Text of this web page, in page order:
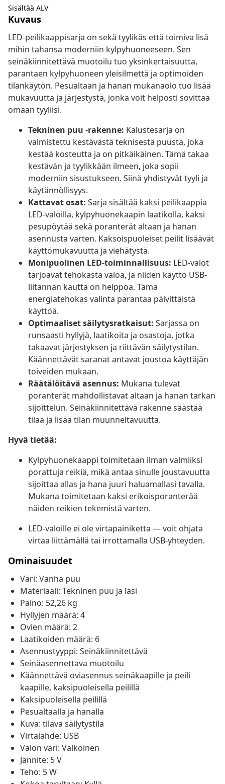
Sisältää ALV
Kuvaus
LED-peilikaappisarja on sekä tyylikäs että toimiva lisä
mihin tahansa moderniin kylpyhuoneeseen. Sen
seinäkiinnitettävä muotoilu tuo yksinkertaisuutta,
parantaen kylpyhuoneen yleisilmettä ja optimoiden
tilankäytön. Pesualtaan ja hanan mukanaolo tuo lisää
mukavuutta ja järjestystä, jonka voit helposti sovittaa
omaan tyyliisi.
Tekninen puu -rakenne: Kalustesarja on
valmistettu kestävästä teknisestä puusta, joka
kestää kosteutta ja on pitkäikäinen. Tämä takaa
kestävän ja tyylikkään ilmeen, joka sopii
moderniin sisustukseen. Siinä yhdistyvät tyyli ja
käytännöllisyys.
Kattavat osat: Sarja sisältää kaksi peilikaappia
LED-valoilla, kylpyhuonekaapin laatikolla, kaksi
pesupöytää sekä poranterät altaan ja hanan
asennusta varten. Kaksoispuoleiset peilit lisäävät
käyttömukavuutta ja viehätystä.
Monipuolinen LED-toiminnallisuus: LED-valot
tarjoavat tehokasta valoa, ja niiden käyttö USB-
liitännän kautta on helppoa. Tämä
energiatehokas valinta parantaa päivittäistä
käyttöä.
Optimaaliset säilytysratkaisut: Sarjassa on
runsaasti hyllyjä, laatikoita ja osastoja, jotka
takaavat järjestyksen ja riittävän säilytystilan.
Käännettävät saranat antavat joustoa käyttäjän
toiveiden mukaan.
Räätälöitävä asennus: Mukana tulevat
poranterät mahdollistavat altaan ja hanan tarkan
sijoittelun. Seinäkiinnitettävä rakenne säästää
tilaa ja lisää tilan muunneltavuutta.
Hyvä tietää:
Kylpyhuonekaappi toimitetaan ilman valmiiksi
porattuja reikiä, mikä antaa sinulle joustavuutta
sijoittaa allas ja hana juuri haluamallasi tavalla.
Mukana toimitetaan kaksi erikoisporanterää
näiden reikien tekemistä varten.
LED-valoille ei ole virtapainiketta — voit ohjata
virtaa liittämällä tai irrottamalla USB-yhteyden.
Ominaisuudet
Väri: Vanha puu
Materiaali: Tekninen puu ja lasi
Paino: 52,26 kg
Hyllyjen määrä: 4
Ovien määrä: 2
Laatikoiden määrä: 6
Asennustyyppi: Seinäkiinnitettävä
Seinäasennettava muotoilu
Käännettävä oviasennus seinäkaapille ja peili
kaapille, kaksipuoleisella peilillä
Kaksipuoleisella peilillä
Pesualtaalla ja hanalla
Kuva: tilava säilytystila
Virtalähde: USB
Valon väri: Valkoinen
Jännite: 5 V
Teho: 5 W